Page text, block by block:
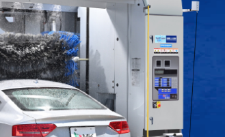
LLC関連機器
洗車場運営サポー
トサービス
情報関連機器
ート